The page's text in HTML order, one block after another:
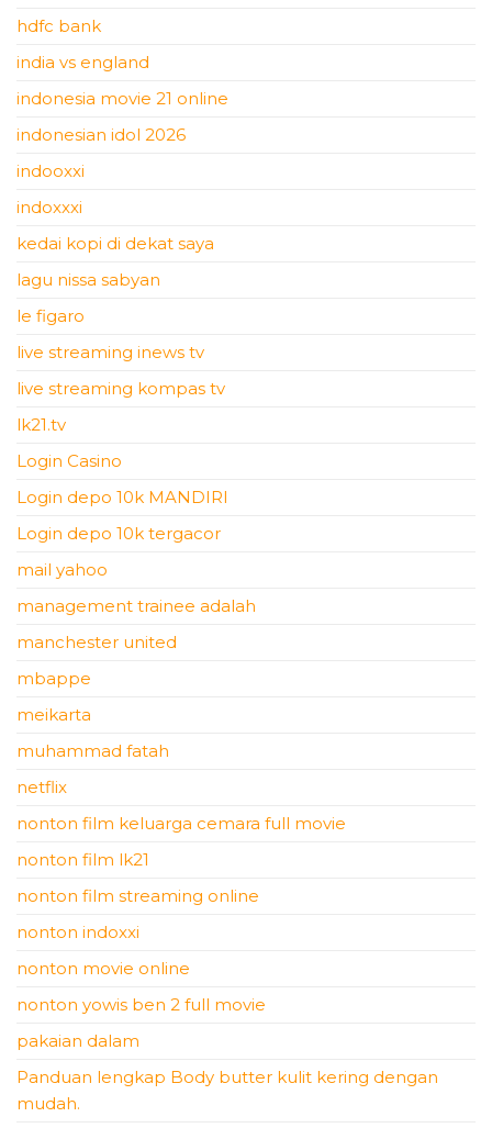
hdfc bank
india vs england
indonesia movie 21 online
indonesian idol 2026
indooxxi
indoxxxi
kedai kopi di dekat saya
lagu nissa sabyan
le figaro
live streaming inews tv
live streaming kompas tv
lk21.tv
Login Casino
Login depo 10k MANDIRI
Login depo 10k tergacor
mail yahoo
management trainee adalah
manchester united
mbappe
meikarta
muhammad fatah
netflix
nonton film keluarga cemara full movie
nonton film lk21
nonton film streaming online
nonton indoxxi
nonton movie online
nonton yowis ben 2 full movie
pakaian dalam
Panduan lengkap Body butter kulit kering dengan
mudah.